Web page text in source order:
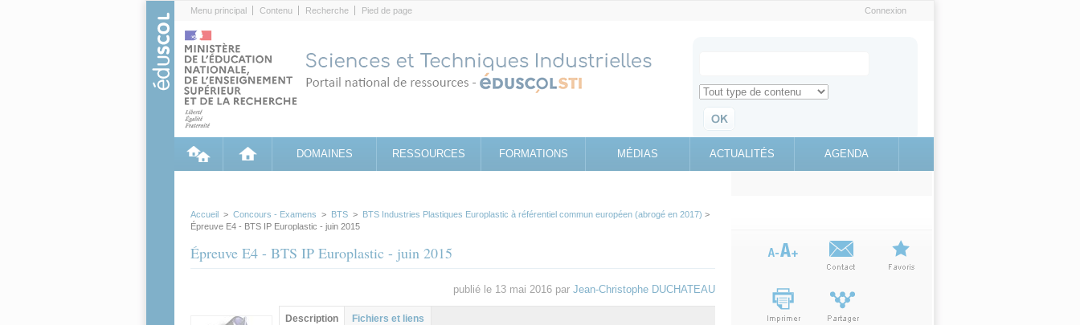
Menu principal Contenu Recherche Pied de page Connexion
Search for
Retrouvez toute l'information sur le site education.gouv.fr
DOMAINES RESSOURCES FORMATIONS MÉDIAS ACTUALITÉS AGENDA
Accueil > Concours - Examens > BTS > BTS Industries Plastiques Europlastic à référentiel commun européen (abrogé en 2017) >
Épreuve E4 - BTS IP Europlastic - juin 2015
Épreuve E4 - BTS IP Europlastic - juin 2015
publié le 13 mai 2016 par Jean-Christophe DUCHATEAU
Groupe principal
Description (onglet
Fichiers et liens